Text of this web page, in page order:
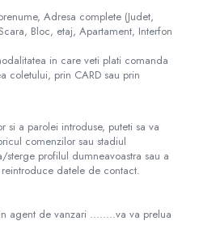
Adresa complete (Judet,
Bloc, etaj, Apartament, Interfon
in care veti plati comanda
coletului, prin CARD sau prin
si a parolei introduse, puteti sa va
comenzilor sau stadiul
profilul dumneavoastra sau a
datele de contact.
agent de vanzari ........va va prelua